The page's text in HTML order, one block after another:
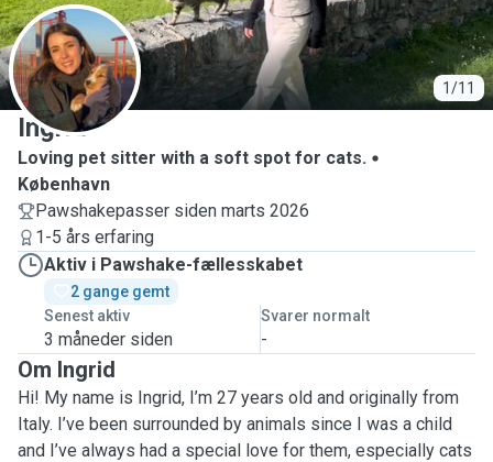
1/11
I
Ingrid
Loving pet sitter with a soft spot for cats.
København
Pawshakepasser siden marts 2026
1-5 års erfaring
Aktiv i Pawshake-fællesskabet
2 gange gemt
Senest aktiv
3 måneder siden
Svarer normalt
-
Om Ingrid
Hi! My name is Ingrid, I’m 27 years old and originally from
Italy. I’ve been surrounded by animals since I was a child
and I’ve always had a special love for them, especially cats